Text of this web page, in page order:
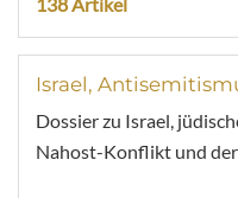
Israel,
Dossier zu Israel,
Nahost-Konflikt und